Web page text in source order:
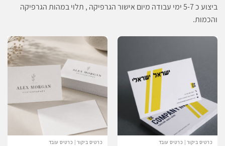
ביצוע כ 5-7 ימי עבודה מיום אישור הגרפיקה , תלוי במהות הגרפיקה
והכמות.
כרטיס ביקור | כרטיס עובד כרטיס ביקור | כרטיס עובד